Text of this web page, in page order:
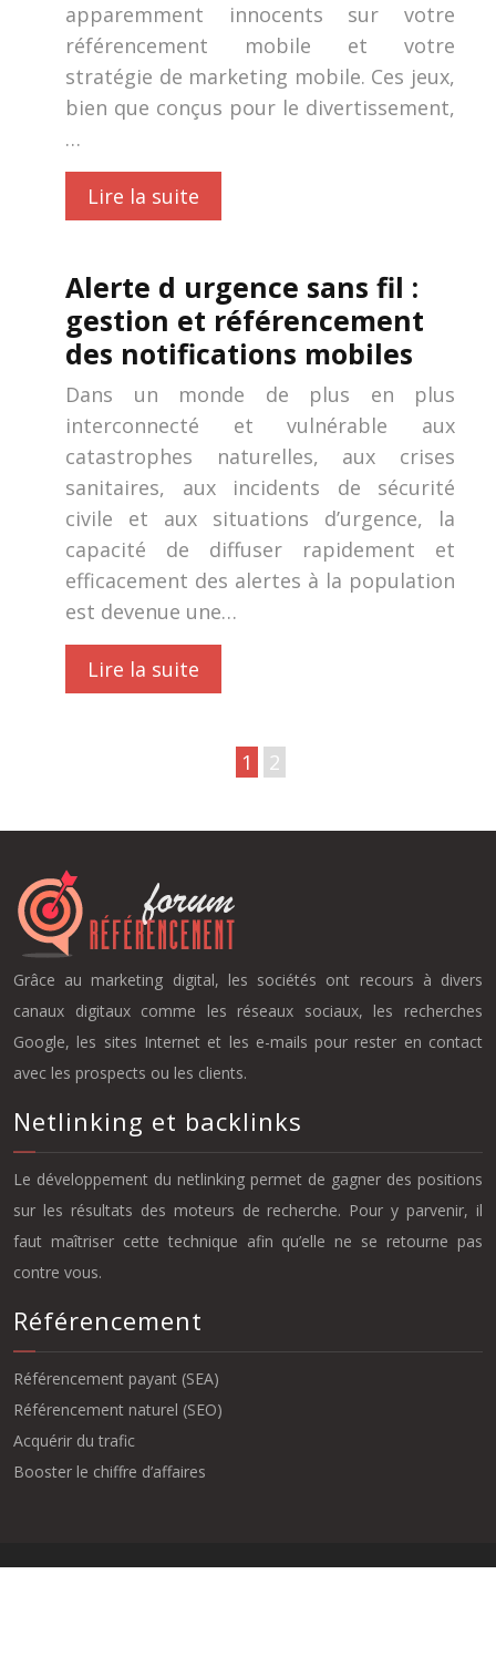
apparemment innocents sur votre
référencement mobile et votre
stratégie de marketing mobile. Ces jeux,
bien que conçus pour le divertissement,
…
Lire la suite
Alerte d urgence sans fil :
gestion et référencement
des notifications mobiles
Dans un monde de plus en plus
interconnecté et vulnérable aux
catastrophes naturelles, aux crises
sanitaires, aux incidents de sécurité
civile et aux situations d’urgence, la
capacité de diffuser rapidement et
efficacement des alertes à la population
est devenue une…
Lire la suite
1 2
Grâce au marketing digital, les sociétés ont recours à divers
canaux digitaux comme les réseaux sociaux, les recherches
Google, les sites Internet et les e-mails pour rester en contact
avec les prospects ou les clients.
Netlinking et backlinks
Le développement du netlinking permet de gagner des positions
sur les résultats des moteurs de recherche. Pour y parvenir, il
faut maîtriser cette technique afin qu’elle ne se retourne pas
contre vous.
Référencement
Référencement payant (SEA)
Référencement naturel (SEO)
Acquérir du trafic
Booster le chiffre d’affaires